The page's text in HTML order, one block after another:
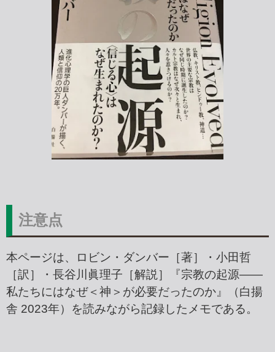
注意点
本ページは、ロビン・ダンバー［著］・小田哲
［訳］・長谷川眞理子［解説］『宗教の起源――
私たちにはなぜ＜神＞が必要だったのか』（白揚
舎 2023年）を読みながら記録したメモである。